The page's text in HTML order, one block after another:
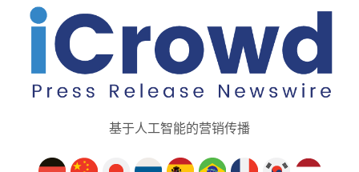
基于人工智能的营销传播